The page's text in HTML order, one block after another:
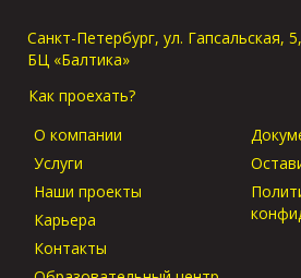
Санкт-Петербург, ул. Гапсальская, 5,
БЦ «Балтика»
Как проехать?
О компании
Услуги
Наши проекты
Карьера
Контакты